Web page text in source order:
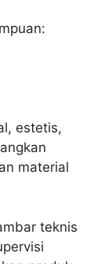
estetis,
material
teknis